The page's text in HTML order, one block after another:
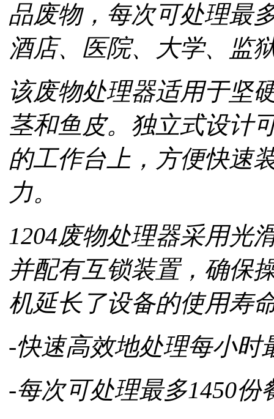
品废物，每次可处理最
酒店、医院、大学、监
该废物处理器适用于坚
茎和鱼皮。独立式设计
的工作台上，方便快速
力。
1204废物处理器采用光
并配有互锁装置，确保
机延长了设备的使用寿
-快速高效地处理每小时
-每次可处理最多1450